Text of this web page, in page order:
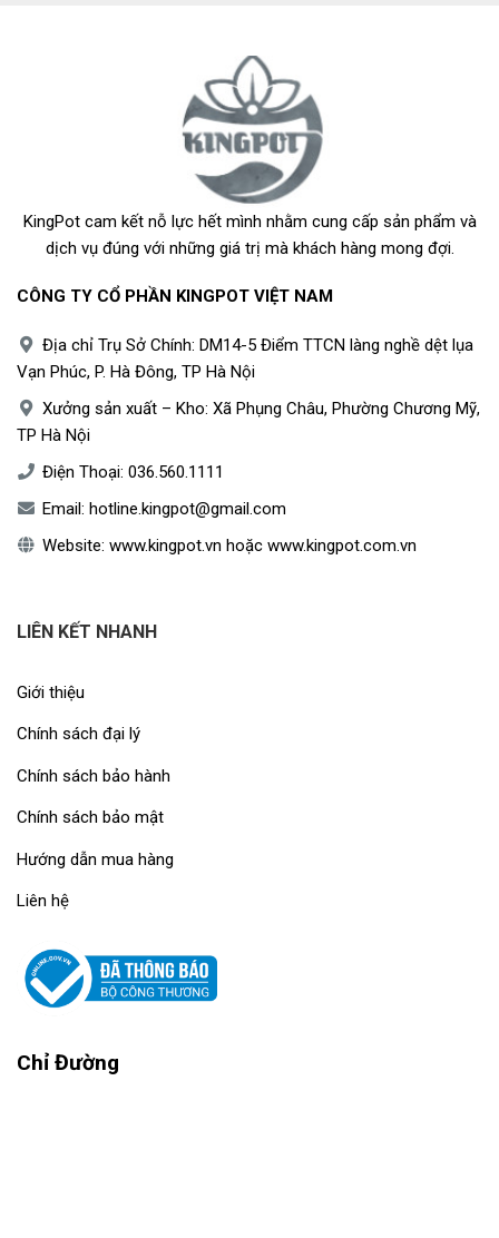
KingPot cam kết nỗ lực hết mình nhằm cung cấp sản phẩm và
dịch vụ đúng với những giá trị mà khách hàng mong đợi.
CÔNG TY CỔ PHẦN KINGPOT VIỆT NAM
Địa chỉ Trụ Sở Chính: DM14-5 Điểm TTCN làng nghề dệt lụa
Vạn Phúc, P. Hà Đông, TP Hà Nội
Xưởng sản xuất – Kho: Xã Phụng Châu, Phường Chương Mỹ,
TP Hà Nội
Điện Thoại: 036.560.1111
Email: hotline.kingpot@gmail.com
Website: www.kingpot.vn hoặc www.kingpot.com.vn
LIÊN KẾT NHANH
Giới thiệu
Chính sách đại lý
Chính sách bảo hành
Chính sách bảo mật
Hướng dẫn mua hàng
Liên hệ
Chỉ Đường